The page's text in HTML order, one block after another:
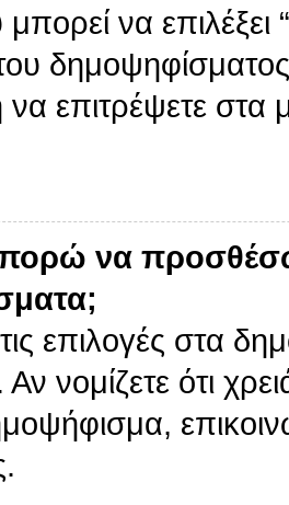
να επιλέξει
να επιτρέψετε στα
να
επιλογές στα
Αν νομίζετε ότι